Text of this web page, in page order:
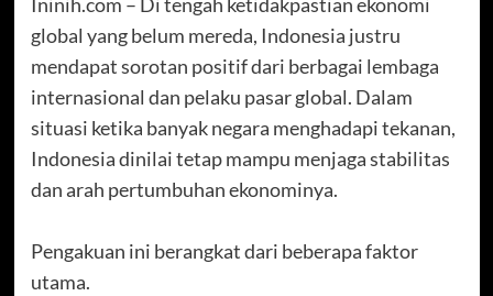
global yang belum mereda, Indonesia justru
mendapat sorotan positif dari berbagai lembaga
internasional dan pelaku pasar global. Dalam
situasi ketika banyak negara menghadapi tekanan,
Indonesia dinilai tetap mampu menjaga stabilitas
dan arah pertumbuhan ekonominya.
Pengakuan ini berangkat dari beberapa faktor
utama.